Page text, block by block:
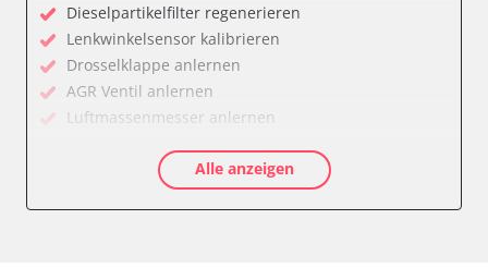
Start Authentifikation
Türsteuergerät vorne links
Türsteuergerät vorne rechts
Wegfahrsperre
Zentralelektronik
Verfügbarkeit abhängig von Modell, Motorisierung, Ausstattung
Dieselpartikelfilter regenerieren
Lenkwinkelsensor kalibrieren
Drosselklappe anlernen
AGR Ventil anlernen
Luftmassenmesser anlernen
Ölservicerückstellung
Anpassungsparameter zurücksetzen
Alle anzeigen